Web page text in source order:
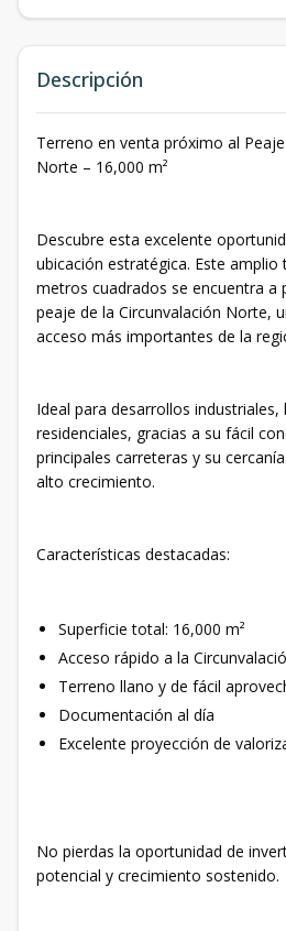
Descripción
Terreno en venta próximo al
Norte – 16,000 m²
Descubre esta excelente
ubicación estratégica. Este amplio
metros cuadrados se encuentra a
peaje de la Circunvalación Norte,
acceso más importantes de la
Ideal para desarrollos industriales,
residenciales, gracias a su fácil
principales carreteras y su
alto crecimiento.
Características destacadas:
Superficie total: 16,000 m²
Acceso rápido a la
Terreno llano y de fácil
Documentación al día
Excelente proyección de
No pierdas la oportunidad de
potencial y crecimiento sostenido.